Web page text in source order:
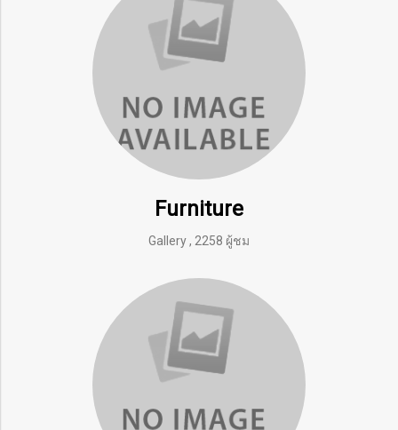
Furniture
Gallery, 2258 ผู้ชม